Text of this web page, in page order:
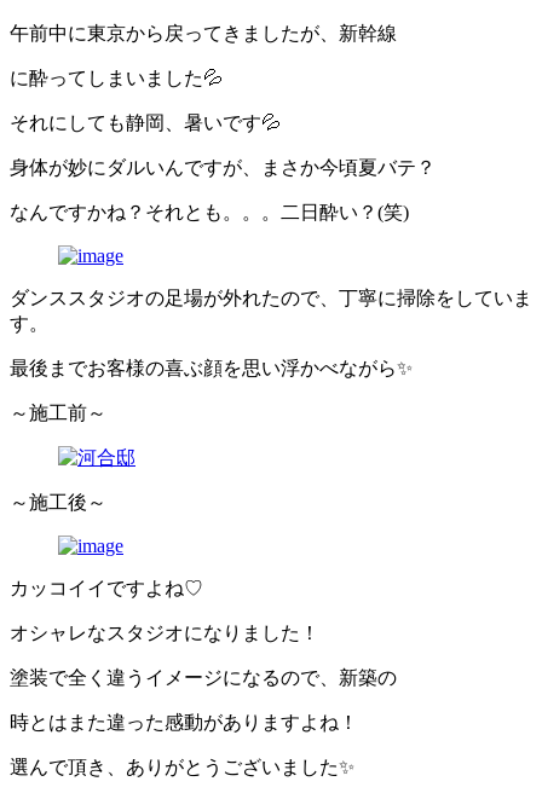
午前中に東京から戻ってきましたが、新幹線
に酔ってしまいました💦
それにしても静岡、暑いです💦
身体が妙にダルいんですが、まさか今頃夏バテ？
なんですかね？それとも。。。二日酔い？(笑)
ダンススタジオの足場が外れたので、丁寧に掃除をしていま
す。
最後までお客様の喜ぶ顔を思い浮かべながら✨
～施工前～
～施工後～
カッコイイですよね♡
オシャレなスタジオになりました！
塗装で全く違うイメージになるので、新築の
時とはまた違った感動がありますよね！
選んで頂き、ありがとうございました✨